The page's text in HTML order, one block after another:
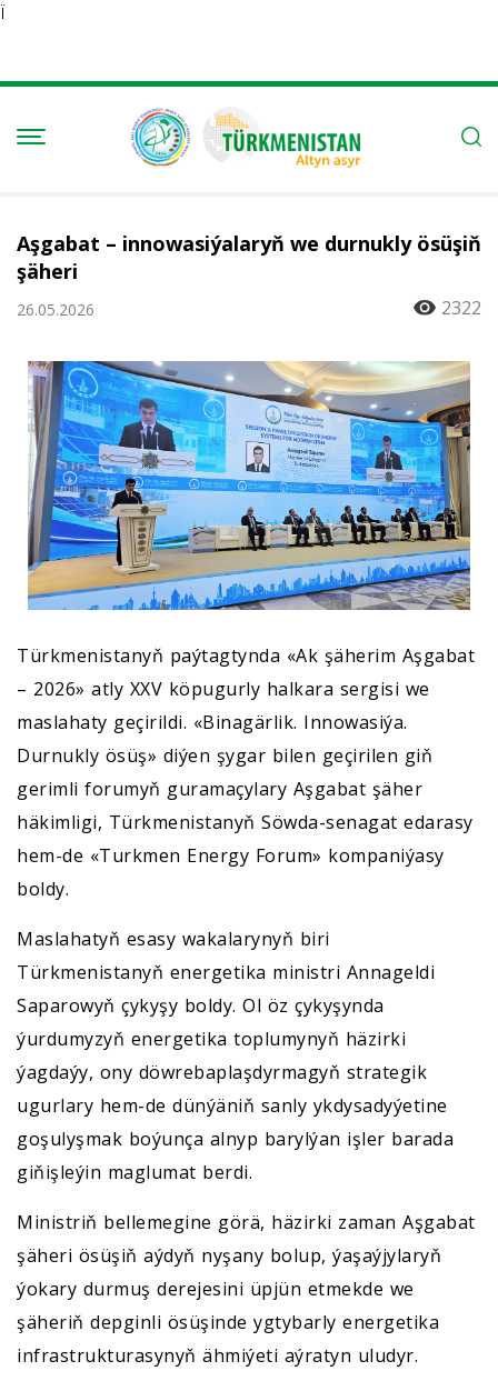
Ï
Aşgabat – innowasiýalaryň we durnukly ösüşiň
şäheri
26.05.2026 2322
Türkmenistanyň paýtagtynda «Ak şäherim Aşgabat
– 2026» atly XXV köpugurly halkara sergisi we
maslahaty geçirildi. «Binagärlik. Innowasiýa.
Durnukly ösüş» diýen şygar bilen geçirilen giň
gerimli forumyň guramaçylary Aşgabat şäher
häkimligi, Türkmenistanyň Söwda-senagat edarasy
hem-de «Turkmen Energy Forum» kompaniýasy
boldy.
Maslahatyň esasy wakalarynyň biri
Türkmenistanyň energetika ministri Annageldi
Saparowyň çykyşy boldy. Ol öz çykyşynda
ýurdumyzyň energetika toplumynyň häzirki
ýagdaýy, ony döwrebaplaşdyrmagyň strategik
ugurlary hem-de dünýäniň sanly ykdysadyýetine
goşulyşmak boýunça alnyp barylýan işler barada
giňişleýin maglumat berdi.
Ministriň bellemegine görä, häzirki zaman Aşgabat
şäheri ösüşiň aýdyň nyşany bolup, ýaşaýjylaryň
ýokary durmuş derejesini üpjün etmekde we
şäheriň depginli ösüşinde ygtybarly energetika
infrastrukturasynyň ähmiýeti aýratyn uludyr.